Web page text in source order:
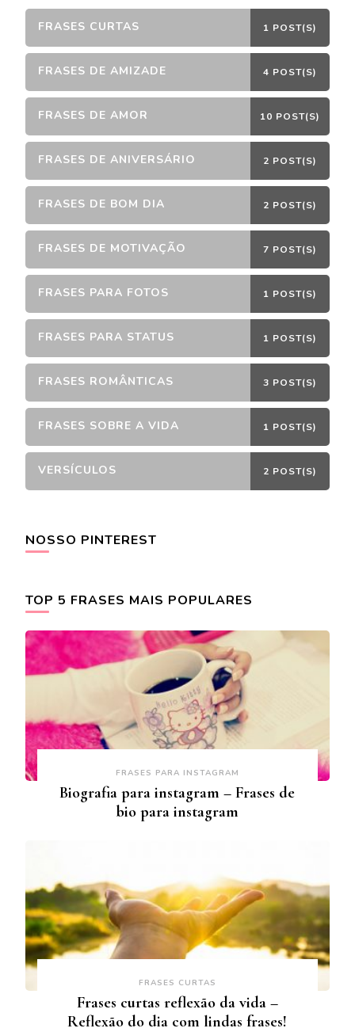
FRASES CURTAS 1 POST(S)
FRASES DE AMIZADE 4 POST(S)
FRASES DE AMOR 10 POST(S)
FRASES DE ANIVERSÁRIO 2 POST(S)
FRASES DE BOM DIA 2 POST(S)
FRASES DE MOTIVAÇÃO 7 POST(S)
FRASES PARA FOTOS 1 POST(S)
FRASES PARA STATUS 1 POST(S)
FRASES ROMÂNTICAS 3 POST(S)
FRASES SOBRE A VIDA 1 POST(S)
VERSÍCULOS 2 POST(S)
NOSSO PINTEREST
TOP 5 FRASES MAIS POPULARES
FRASES PARA INSTAGRAM
Biografia para instagram – Frases de
bio para instagram
FRASES CURTAS
Frases curtas reflexão da vida –
Reflexão do dia com lindas frases!